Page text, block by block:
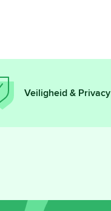
Veiligheid & Privacy